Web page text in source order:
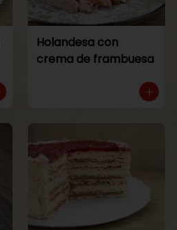
Holandesa con
crema de frambuesa